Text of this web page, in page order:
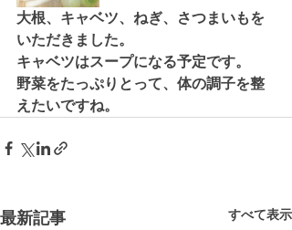
大根、キャベツ、ねぎ、さつまいもを
いただきました。
キャベツはスープになる予定です。
野菜をたっぷりとって、体の調子を整
えたいですね。
最新記事 すべて表示